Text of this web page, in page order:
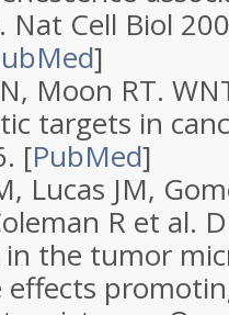
. Nat Cell Biol
]
Moon RT.
targets in
[PubMed]
Lucas JM,
R et al.
in the tumor
effects